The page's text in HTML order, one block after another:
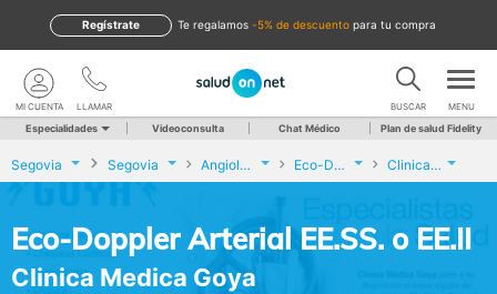
te regalamos -5% de descuento para tu compra
Regístrate
LLAMAR
MI CUENTA BUSCAR MENU
Especialidades Videoconsulta Chat Médico Plan de salud Fidelity
Segovia Segovia Angiología y Cirugía Vascular Eco-Doppler Arterial EE.SS. o EE.II Clinica Medica Goya
Eco-Doppler Arterial EE.SS. o EE.II
Clinica Medica Goya